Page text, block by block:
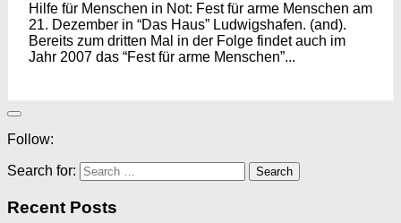
Hilfe für Menschen in Not: Fest für arme Menschen am
21. Dezember in “Das Haus” Ludwigshafen. (and).
Bereits zum dritten Mal in der Folge findet auch im
Jahr 2007 das “Fest für arme Menschen”...
Follow:
Search for:
Recent Posts